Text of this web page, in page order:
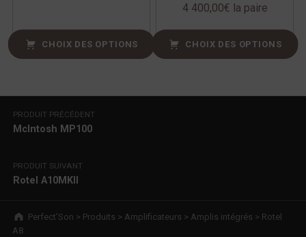
CHOIX DES OPTIONS
4 400,00€ la paire
CHOIX DES OPTIONS
Navigation de l’article
PRODUIT PRÉCÉDENT
McIntosh MP100
PRODUIT SUIVANT
Rotel A10MKII
Breadcrumbs navigation
Perfect’Son > Produits > Amplificateurs > Amplis intégrés > Rotel
A8